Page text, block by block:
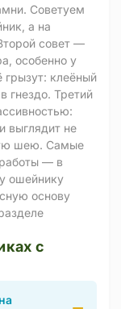
Советуем
а на
совет —
особенно у
грызут: клеёный
гнездо. Третий
выглядит не
шею. Самые
— в
ошейнику
основу
с